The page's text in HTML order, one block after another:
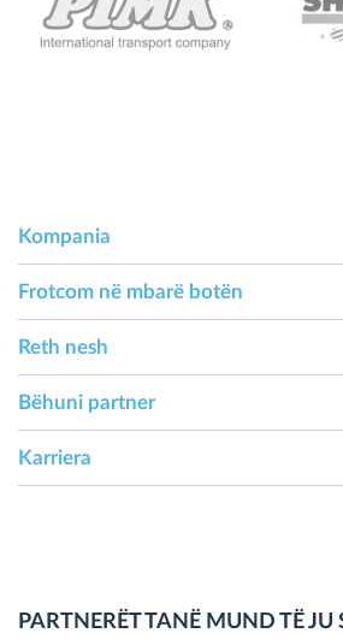
Kompania
Frotcom në mbarë botën
Reth nesh
Bëhuni partner
Karriera
PARTNERËT TANË MUND TË JU